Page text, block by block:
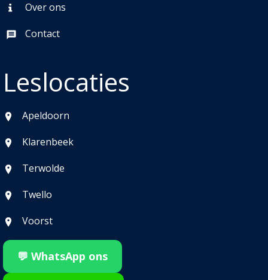
Over ons
Contact
Leslocaties
Apeldoorn
Klarenbeek
Terwolde
Twello
Voorst
💬 WhatsApp ons